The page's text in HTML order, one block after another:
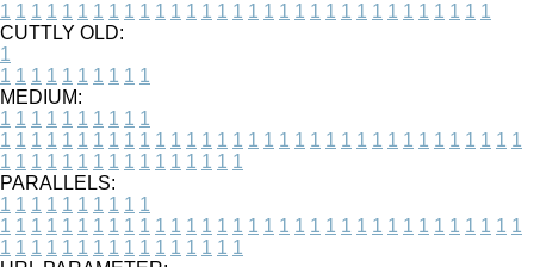
1 1 1 1 1 1 1 1 1 1 1 1 1 1 1 1 1 1 1 1 1 1 1 1 1 1 1 1 1 1 1 1
CUTTLY OLD:
1
1 1 1 1 1 1 1 1 1 1
MEDIUM:
1 1 1 1 1 1 1 1 1 1
1 1 1 1 1 1 1 1 1 1 1 1 1 1 1 1 1 1 1 1 1 1 1 1 1 1 1 1 1 1 1 1 1 1
1 1 1 1 1 1 1 1 1 1 1 1 1 1 1 1
PARALLELS:
1 1 1 1 1 1 1 1 1 1
1 1 1 1 1 1 1 1 1 1 1 1 1 1 1 1 1 1 1 1 1 1 1 1 1 1 1 1 1 1 1 1 1 1
1 1 1 1 1 1 1 1 1 1 1 1 1 1 1 1